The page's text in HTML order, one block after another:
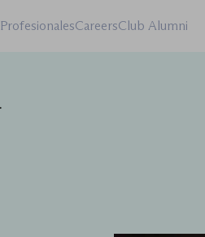
ProfesionalesCareersClub Alumni